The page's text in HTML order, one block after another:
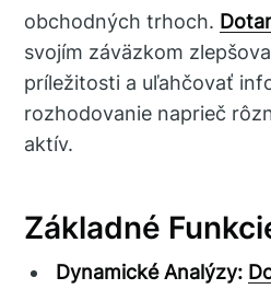
obchodných trhoch.
svojím záväzkom
príležitosti a uľahčovať
rozhodovanie naprieč
aktív.
Základné
Dynamické Analýzy: